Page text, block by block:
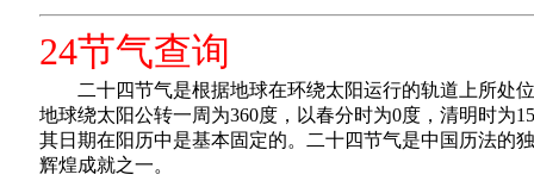
24节气查询
二十四节气是根据地球在环绕太阳运行的轨道上所处
地球绕太阳公转一周为360度，以春分时为0度，清明时为
其日期在阳历中是基本固定的。二十四节气是中国历法的
辉煌成就之一。